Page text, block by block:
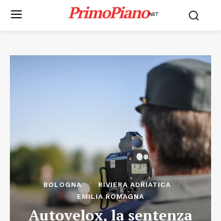
PrimoPianoNET
BOLOGNA
RIVIERA ADRIATICA
EMILIA ROMAGNA
Autovelox, la sentenza